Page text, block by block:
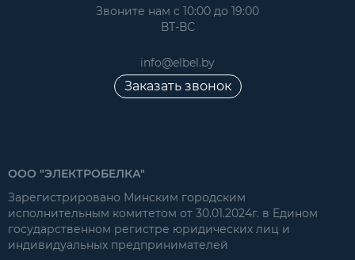
Звоните нам с 10:00 до 19:00
ВТ-ВС
info@elbel.by
Заказать звонок
ООО "ЭЛЕКТРОБЕЛКА"
Зарегистрировано Минским городским
исполнительным комитетом от 30.01.2024г. в Едином
государственном регистре юридических лиц и
индивидуальных предпринимателей